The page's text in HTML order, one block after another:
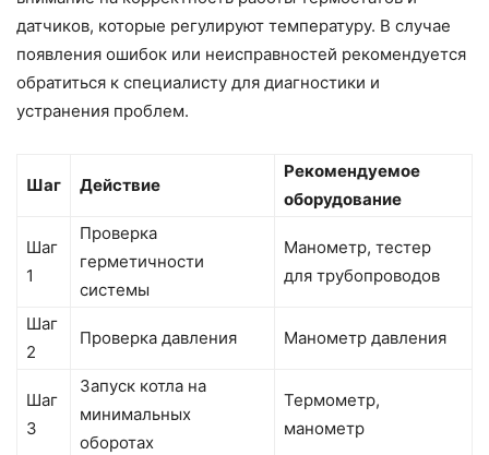
датчиков, которые регулируют температуру. В случае
появления ошибок или неисправностей рекомендуется
обратиться к специалисту для диагностики и
устранения проблем.
Шаг Действие
Рекомендуемое
оборудование
Шаг
1
Проверка
герметичности
системы
Манометр, тестер
для трубопроводов
Шаг
2
Проверка давления Манометр давления
Шаг
3
Запуск котла на
минимальных
оборотах
Термометр,
манометр